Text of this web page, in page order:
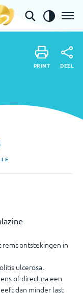
PRINT DEEL
remt ontstekingen in
ulcerosa.
of direct na een
dan minder last